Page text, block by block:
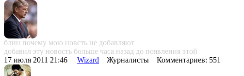
блин почему мою новсть не добавляют
добавил эту новость больше часа назад до появления этой
17 июля 2011 21:46 Wizard Журналисты Комментариев: 551